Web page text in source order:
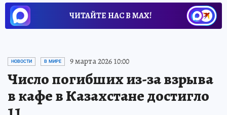
ЧИТАЙТЕ НАС В МАХ!
НОВОСТИ В МИРЕ 9 марта 2026 10:00
Число погибших из-за взрыва
в кафе в Казахстане достигло